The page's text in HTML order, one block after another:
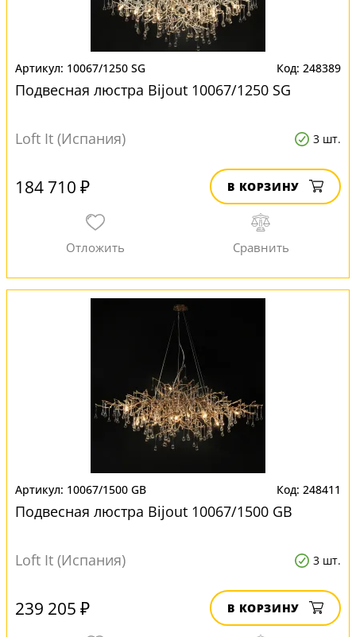
10067/1250 SG 248389
Подвесная люстра Bijout 10067/1250 SG
Loft It (Испания) 3 шт.
184 710 ₽ В КОРЗИНУ
10067/1500 GB 248411
Подвесная люстра Bijout 10067/1500 GB
Loft It (Испания) 3 шт.
239 205 ₽ В КОРЗИНУ